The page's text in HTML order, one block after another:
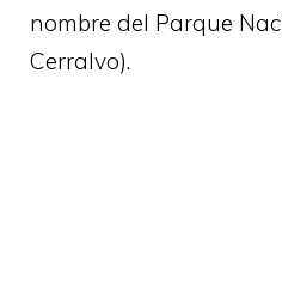
nombre del Parque
Cerralvo).